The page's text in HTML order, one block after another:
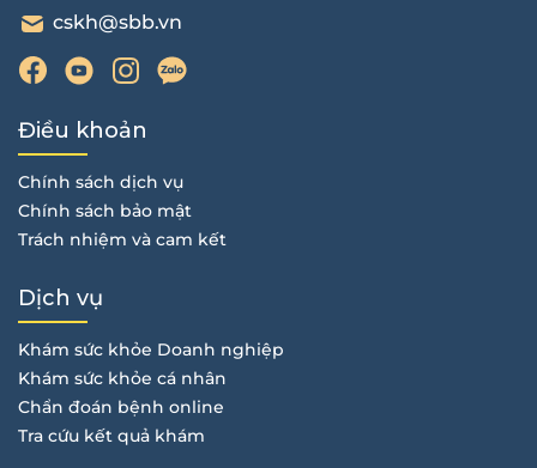
cskh@sbb.vn
Điều khoản
Chính sách dịch vụ
Chính sách bảo mật
Trách nhiệm và cam kết
Dịch vụ
Khám sức khỏe Doanh nghiệp
Khám sức khỏe cá nhân
Chẩn đoán bệnh online
Tra cứu kết quả khám